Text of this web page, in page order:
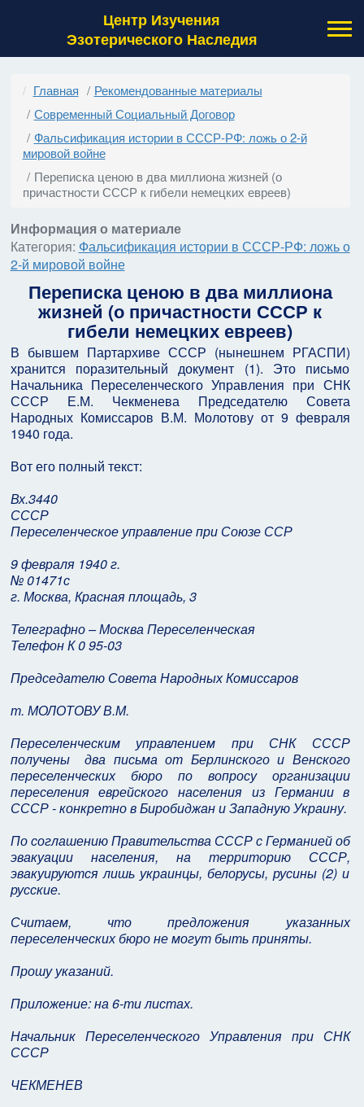
Центр Изучения
Эзотерического Наследия
Главная
Рекомендованные материалы
Современный Социальный Договор
Фальсификация истории в СССР-РФ: ложь о 2-й
мировой войне
Переписка ценою в два миллиона жизней (о
причастности СССР к гибели немецких евреев)
Информация о материале
Категория: Фальсификация истории в СССР-РФ: ложь о
2-й мировой войне
Переписка ценою в два миллиона
жизней (о причастности СССР к
гибели немецких евреев)
В бывшем Партархиве СССР (нынешнем РГАСПИ)
хранится поразительный документ (1). Это письмо
Начальника Переселенческого Управления при СНК
СССР Е.М. Чекменева Председателю Совета
Народных Комиссаров В.М. Молотову от 9 февраля
1940 года.
Вот его полный текст:
Вх.3440
СССР
Переселенческое управление при Союзе ССР
9 февраля 1940 г.
№ 01471с
г. Москва, Красная площадь, 3
Телеграфно – Москва Переселенческая
Телефон К 0 95-03
Председателю Совета Народных Комиссаров
т. МОЛОТОВУ В.М.
Переселенческим управлением при СНК СССР
получены два письма от Берлинского и Венского
переселенческих бюро по вопросу организации
переселения еврейского населения из Германии в
СССР - конкретно в Биробиджан и Западную Украину.
По соглашению Правительства СССР с Германией об
эвакуации населения, на территорию СССР,
эвакуируются лишь украинцы, белорусы, русины (2) и
русские.
Считаем, что предложения указанных
переселенческих бюро не могут быть приняты.
Прошу указаний.
Приложение: на 6-ти листах.
Начальник Переселенческого Управления при СНК
СССР
ЧЕКМЕНЕВ